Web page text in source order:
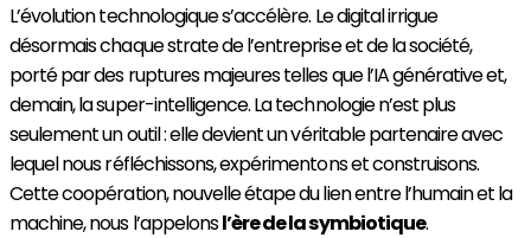
L’évolution technologique s’accélère. Le digital irrigue
désormais chaque strate de l’entreprise et de la société,
porté par des ruptures majeures telles que l’IA générative et,
demain, la super-intelligence. La technologie n’est plus
seulement un outil : elle devient un véritable partenaire avec
lequel nous réfléchissons, expérimentons et construisons.
Cette coopération, nouvelle étape du lien entre l’humain et la
machine, nous l’appelonsl’ère de la symbiotique.